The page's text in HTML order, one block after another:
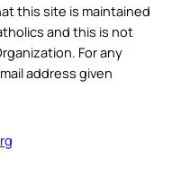
this site is maintained
and this is not
For any
address given